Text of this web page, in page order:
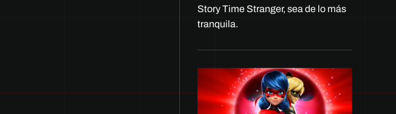
Story Time Stranger, sea de lo más
tranquila.